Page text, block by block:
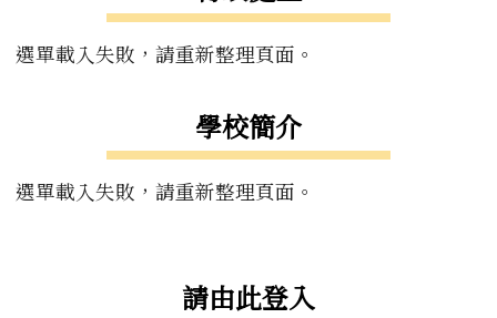
選單載入失敗，請重新整理頁面。
學校簡介
選單載入失敗，請重新整理頁面。
請由此登入